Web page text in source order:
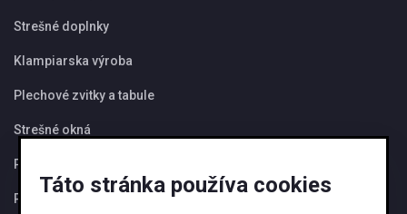
Strešné doplnky
Klampiarska výroba
Plechové zvitky a tabule
Strešné okná
Podkrovné schody a doplnky
Polykarbonátové platne
Táto stránka používa cookies